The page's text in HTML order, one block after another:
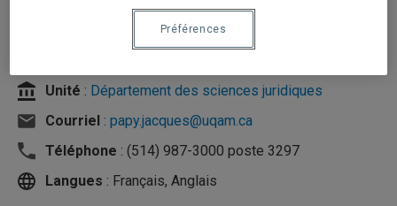
Unité : Département des sciences juridiques
Courriel : papy.jacques@uqam.ca
Téléphone : (514) 987-3000 poste 3297
Langues : Français, Anglais
Préférences